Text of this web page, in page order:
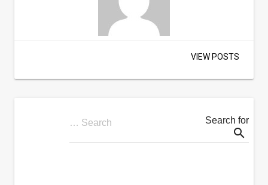
VIEW POSTS
Search for
Search …
search